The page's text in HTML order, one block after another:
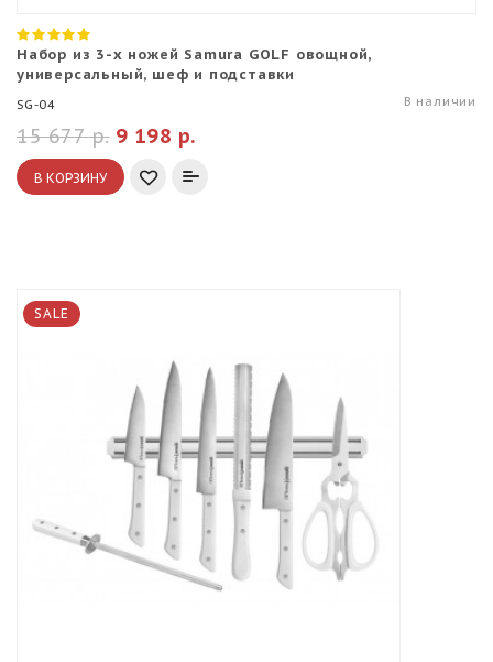
Набор из 3-х ножей Samura GOLF овощной,
универсальный, шеф и подставки
SG-04 В наличии
9 198 р.
15 677 р.
В КОРЗИНУ
SALE